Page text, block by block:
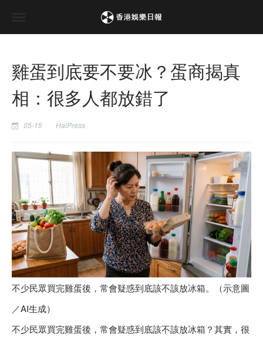
雞蛋到底要不要冰？蛋商揭真
相：很多人都放錯了
05-15 HaiPress
不少民眾買完雞蛋後，常會疑惑到底該不該放冰箱。（示意圖
／AI生成）
不少民眾買完雞蛋後，常會疑惑到底該不該放冰箱？其實，很